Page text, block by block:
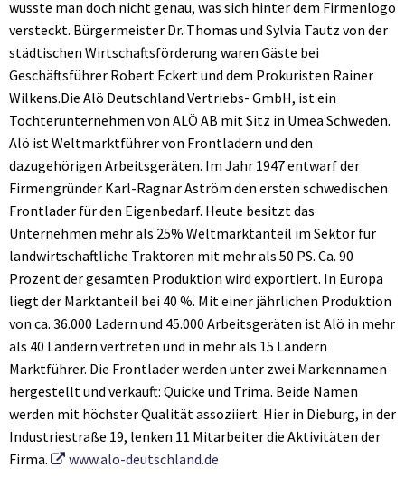
wusste man doch nicht genau, was sich hinter dem Firmenlogo
versteckt. Bürgermeister Dr. Thomas und Sylvia Tautz von der
städtischen Wirtschaftsförderung waren Gäste bei
Geschäftsführer Robert Eckert und dem Prokuristen Rainer
Wilkens.Die Alö Deutschland Vertriebs- GmbH, ist ein
Tochterunternehmen von ALÖ AB mit Sitz in Umea Schweden.
Alö ist Weltmarktführer von Frontladern und den
dazugehörigen Arbeitsgeräten. Im Jahr 1947 entwarf der
Firmengründer Karl-Ragnar Aström den ersten schwedischen
Frontlader für den Eigenbedarf. Heute besitzt das
Unternehmen mehr als 25% Weltmarktanteil im Sektor für
landwirtschaftliche Traktoren mit mehr als 50 PS. Ca. 90
Prozent der gesamten Produktion wird exportiert. In Europa
liegt der Marktanteil bei 40 %. Mit einer jährlichen Produktion
von ca. 36.000 Ladern und 45.000 Arbeitsgeräten ist Alö in mehr
als 40 Ländern vertreten und in mehr als 15 Ländern
Marktführer. Die Frontlader werden unter zwei Markennamen
hergestellt und verkauft: Quicke und Trima. Beide Namen
werden mit höchster Qualität assoziiert. Hier in Dieburg, in der
Industriestraße 19, lenken 11 Mitarbeiter die Aktivitäten der
Firma.
www.alo-deutschland.de